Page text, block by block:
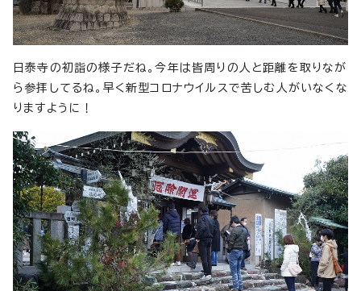
日泰寺の初詣の様子だね。今年は皆周りの人と距離を取りなが
ら参拝してるね。早く新型コロナウイルスで苦しむ人がいなくな
りますように！